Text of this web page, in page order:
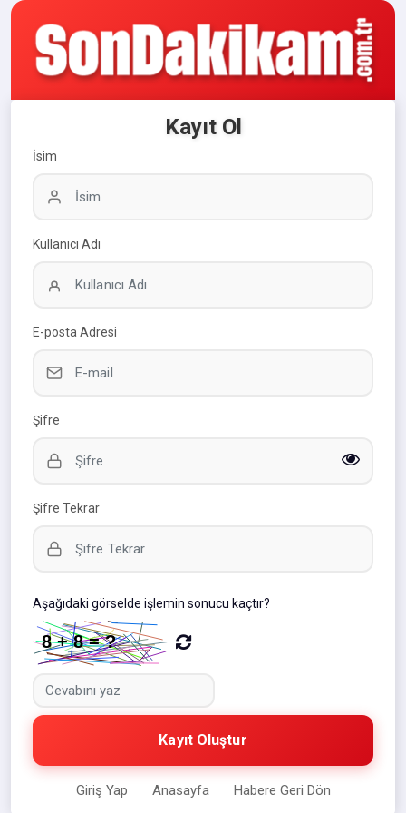
Kayıt Ol
İsim
Kullanıcı Adı
E-posta Adresi
Şifre
Şifre Tekrar
Aşağıdaki görselde işlemin sonucu kaçtır?
Kayıt Oluştur
Giriş Yap Anasayfa Habere Geri Dön